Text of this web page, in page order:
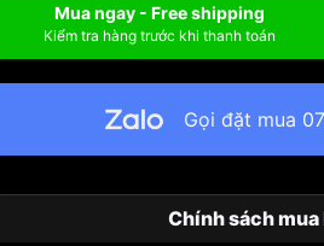
Mua ngay - Free shipping
Kiểm tra hàng trước khi thanh toán
Gọi đặt mua
Chính sách